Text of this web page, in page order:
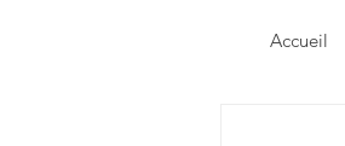
Accueil